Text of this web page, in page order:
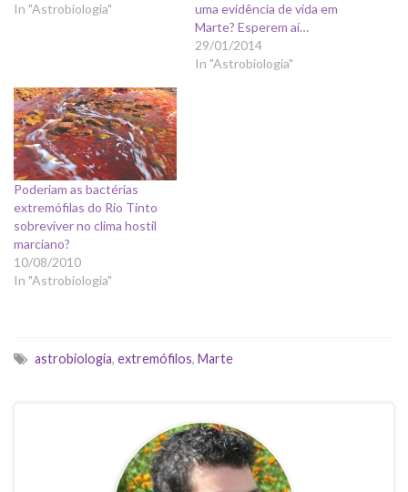
In "Astrobiologia"
uma evidência de vida em
Marte? Esperem aí…
29/01/2014
In "Astrobiologia"
Poderiam as bactérias
extremófilas do Rio Tinto
sobreviver no clima hostil
marciano?
10/08/2010
In "Astrobiologia"
astrobiologia, extremófilos, Marte